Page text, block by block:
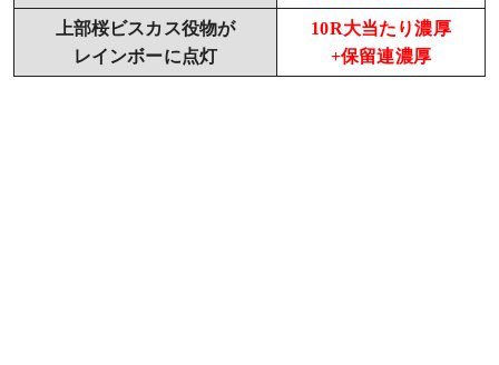
上部桜ビスカス役物が
レインボーに点灯
10R大当たり濃厚
+保留連濃厚